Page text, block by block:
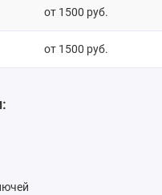
от 1500 руб.
от 1500 руб.